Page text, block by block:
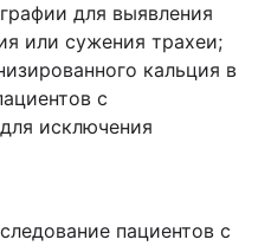
для выявления
или сужения трахеи;
кальция в
с
исключения
пациентов с